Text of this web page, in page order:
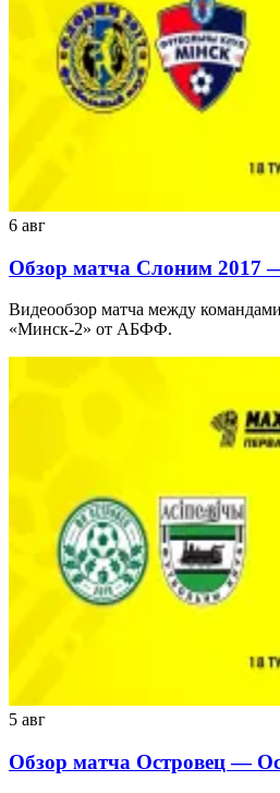
6 авг
Обзор матча Слоним 2017
Видеообзор матча между
«Минск-2» от АБФФ.
5 авг
Обзор матча Островец —